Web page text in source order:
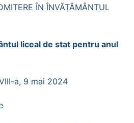
ÎN ÎNVĂȚĂMÂNTUL
liceal de stat pentru anul
a, 9 mai 2024